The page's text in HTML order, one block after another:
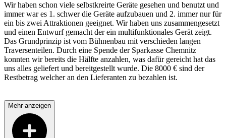
Wir haben schon viele selbstkreirte Geräte gesehen und benutzt und
immer war es 1. schwer die Geräte aufzubauen und 2. immer nur für
ein bis zwei Attraktionen geeignet. Wir haben uns zusammengesetzt
und einen Entwurf gemacht der ein multifunktionales Gerät zeigt.
Das Grundprinzip ist vom Bühnenbau mit verschieden langen
Traversenteilen. Durch eine Spende der Sparkasse Chemnitz
konnten wir bereits die Hälfte anzahlen, was dafür gereicht hat das
uns alles geliefert und bereitgestellt wurde. Die 8000 € sind der
Restbetrag welcher an den Lieferanten zu bezahlen ist.
Mehr anzeigen